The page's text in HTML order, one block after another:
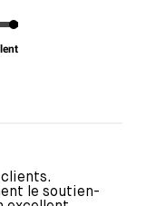
clients.
le soutien-